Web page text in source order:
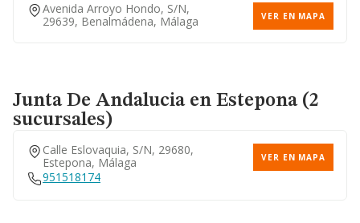
Calle Gaspar Sanz, 1, 29140,
VER EN MAPA
Avenida Arroyo Hondo, S/n,
29639, Benalmádena, Málaga
VER EN MAPA
Junta De Andaluciaen Estepona (2
sucursales)
Calle Eslovaquia, S/n, 29680,
Estepona, Málaga
VER EN MAPA
951518174